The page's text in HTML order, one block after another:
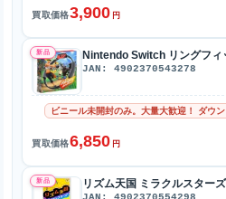
買取価格3,900 円
新品 Nintendo Switch リングフィ
JAN: 4902370543278
ビニール未開封のみ。大量大歓迎！ ダウ
買取価格6,850 円
新品 リズム天国 ミラクルスター
JAN: 4902370554298